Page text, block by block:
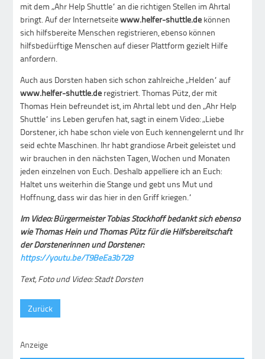
mit dem „Ahr Help Shuttle“ an die richtigen Stellen im Ahrtal
bringt. Auf der Internetseitewww.helfer-shuttle.de können
sich hilfsbereite Menschen registrieren, ebenso können
hilfsbedürftige Menschen auf dieser Plattform gezielt Hilfe
anfordern.
Auch aus Dorsten haben sich schon zahlreiche „Helden“ auf
www.helfer-shuttle.de registriert. Thomas Pütz, der mit
Thomas Hein befreundet ist, im Ahrtal lebt und den „Ahr Help
Shuttle“ ins Leben gerufen hat, sagt in einem Video: „Liebe
Dorstener, ich habe schon viele von Euch kennengelernt und Ihr
seid echte Maschinen. Ihr habt grandiose Arbeit geleistet und
wir brauchen in den nächsten Tagen, Wochen und Monaten
jeden einzelnen von Euch. Deshalb appelliere ich an Euch:
Haltet uns weiterhin die Stange und gebt uns Mut und
Hoffnung, dass wir das hier in den Griff kriegen.“
Im Video:Bürgermeister Tobias Stockhoff bedankt sich ebenso
wie Thomas Hein und Thomas Pütz für die Hilfsbereitschaft
der Dorstenerinnen und Dorstener:
https://youtu.be/T9BeEa3b728
Text, Foto und Video: Stadt Dorsten
Zurück
Anzeige